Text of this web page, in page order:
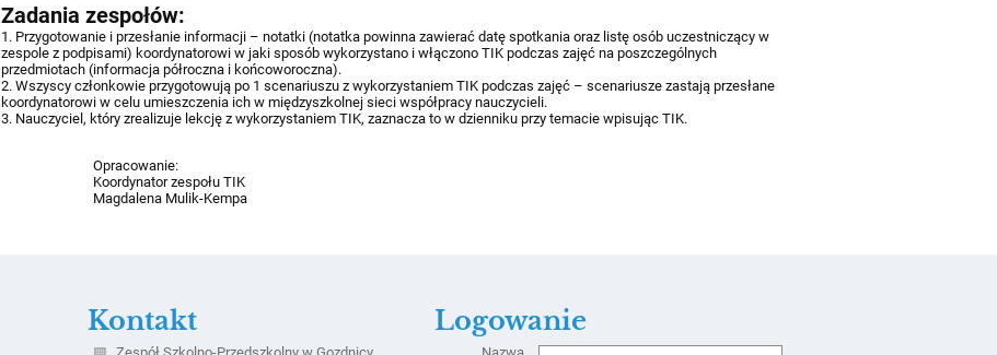
Zadania zespołów:
1. Przygotowanie i przesłanie informacji – notatki (notatka powinna zawierać datę spotkania oraz listę osób uczestniczący w
zespole z podpisami) koordynatorowi w jaki sposób wykorzystano i włączono TIK podczas zajęć na poszczególnych
przedmiotach (informacja półroczna i końcoworoczna).
2. Wszyscy członkowie przygotowują po 1 scenariuszu z wykorzystaniem TIK podczas zajęć – scenariusze zastają przesłane
koordynatorowi w celu umieszczenia ich w międzyszkolnej sieci współpracy nauczycieli.
3. Nauczyciel, który zrealizuje lekcję z wykorzystaniem TIK, zaznacza to w dzienniku przy temacie wpisując TIK.
Opracowanie:
Koordynator zespołu TIK
Magdalena Mulik-Kempa
Kontakt Logowanie